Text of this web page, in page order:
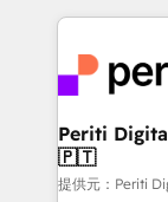
insight with
HubSpot
solutions that
and loop
Our
and English
Periti Digital 🇬🇧 🇺🇸 🇮🇪 🇨🇦 🇩🇪
🇵🇹
提供元：